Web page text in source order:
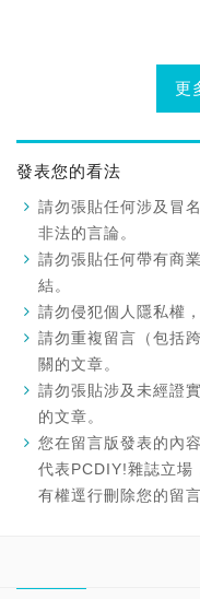
更
發表您的看法
請勿張貼任何涉及冒
非法的言論。
請勿張貼任何帶有商
結。
請勿侵犯個人隱私權
請勿重複留言（包括
關的文章。
請勿張貼涉及未經證
的文章。
您在留言版發表的內
代表PCDIY!雜誌立場
有權逕行刪除您的留言